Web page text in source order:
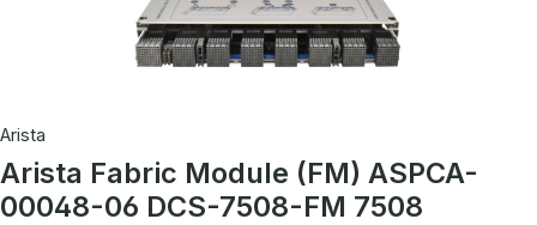
Arista
Arista Fabric Module (FM) ASPCA-
00048-06 DCS-7508-FM 7508